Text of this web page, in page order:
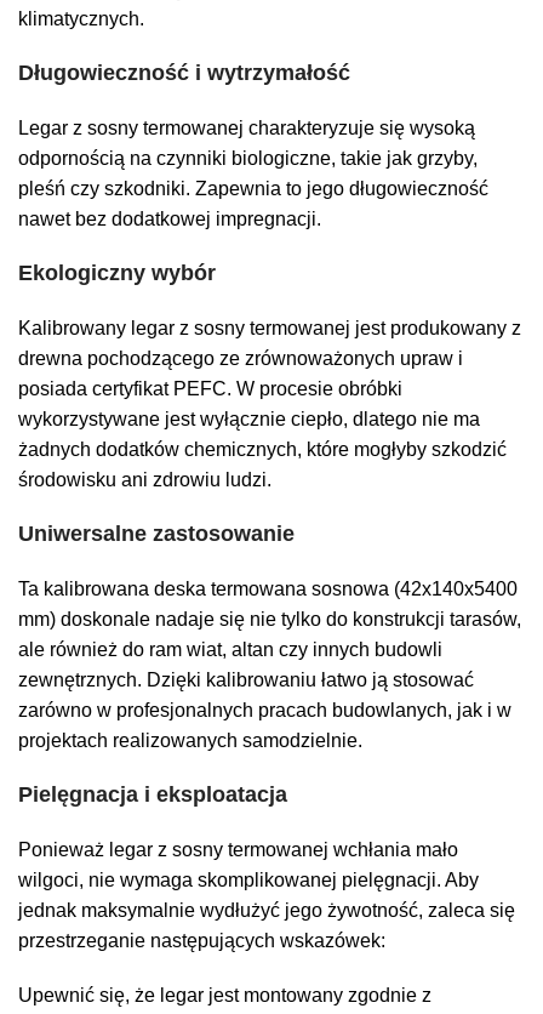
klimatycznych.
Długowieczność i wytrzymałość
Legar z sosny termowanej charakteryzuje się wysoką
odpornością na czynniki biologiczne, takie jak grzyby,
pleśń czy szkodniki. Zapewnia to jego długowieczność
nawet bez dodatkowej impregnacji.
Ekologiczny wybór
Kalibrowany legar z sosny termowanej jest produkowany z
drewna pochodzącego ze zrównoważonych upraw i
posiada certyfikat PEFC. W procesie obróbki
wykorzystywane jest wyłącznie ciepło, dlatego nie ma
żadnych dodatków chemicznych, które mogłyby szkodzić
środowisku ani zdrowiu ludzi.
Uniwersalne zastosowanie
Ta kalibrowana deska termowana sosnowa (42x140x5400
mm) doskonale nadaje się nie tylko do konstrukcji tarasów,
ale również do ram wiat, altan czy innych budowli
zewnętrznych. Dzięki kalibrowaniu łatwo ją stosować
zarówno w profesjonalnych pracach budowlanych, jak i w
projektach realizowanych samodzielnie.
Pielęgnacja i eksploatacja
Ponieważ legar z sosny termowanej wchłania mało
wilgoci, nie wymaga skomplikowanej pielęgnacji. Aby
jednak maksymalnie wydłużyć jego żywotność, zaleca się
przestrzeganie następujących wskazówek:
Upewnić się, że legar jest montowany zgodnie z